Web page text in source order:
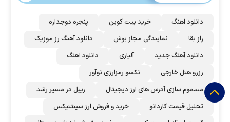
دانلود اهنگ خرید بیت کوین
پنجره دوجداره
راز بقا
نمایندگی مجاز بوش
دانلود آهنگ رز‌ موزیک
دانلود آهنگ جدید
آلپاری
دانلود اهنگ
رزرو هتل خارجی
نکسو رمزارزی نوآور
مسموم سازی آدرس های ارز دیجیتال
ریپل در مسیر رشد
تحلیل قیمت کاردانو
خرید و فروش ارز سینتتیکس